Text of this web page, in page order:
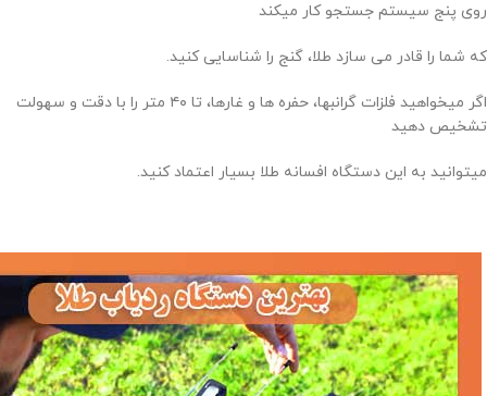
روی پنج سیستم جستجو کار میکند
که شما را قادر می سازد طلا، گنج را شناسایی کنید.
اگر میخواهید فلزات گرانبها، حفره ها و غارها، تا ۴۰ متر را با دقت و سهولت
تشخیص دهید
میتوانید به این دستگاه افسانه طلا بسیار اعتماد کنید.